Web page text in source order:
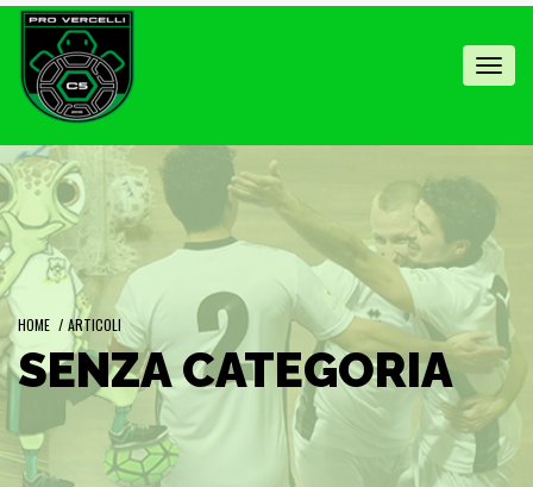
HOME / ARTICOLI
SENZA CATEGORIA